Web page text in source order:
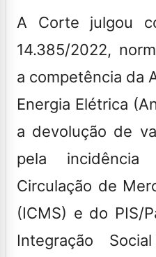
A Corte julgou
14.385/2022,
a competência da
Energia Elétrica
a devolução de
pela
Circulação de
(ICMS) e do PIS/
Integração